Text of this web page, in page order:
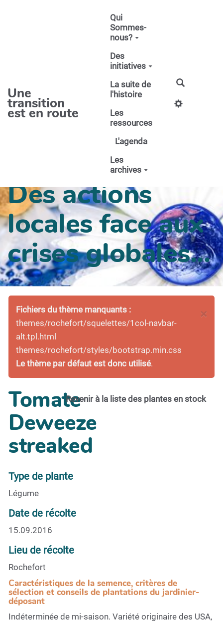
Une
transition
est en route
Qui
Sommes-
nous?
Des
initiatives
La suite de
l'histoire
Les
ressources
L'agenda
Les
archives
Des actions
locales face aux
crises globales...
×
Fichiers du thème manquants :
themes/rochefort/squelettes/1col-navbar-
alt.tpl.html
themes/rochefort/styles/bootstrap.min.css
Le thème par défaut est donc utilisé.
Revenir à la liste des plantes en stock
Tomate
Deweeze
streaked
Type de plante
Légume
Date de récolte
15.09.2016
Lieu de récolte
Rochefort
Caractéristiques de la semence, critères de
sélection et conseils de plantations du jardinier-
déposant
Indéterminée de mi-saison. Variété originaire des USA,